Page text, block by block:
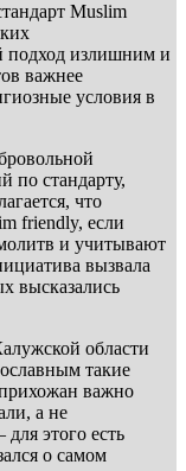
Muslim
подход излишним и
важнее
условия в
по стандарту,
что
friendly, если
и учитывают
вызвала
высказались
области
такие
важно
а не
этого есть
о самом